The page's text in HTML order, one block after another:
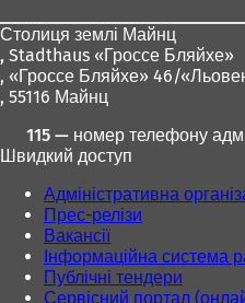
Столиця землі Майнц
, Stadthaus «Гроссе Бляйхе»
, «Гроссе Бляйхе» 46/
, 55116 Майнц
115 — номер телефону
Швидкий доступ
Адміністративна
Прес-релізи
Вакансії
Інформаційна система
Публічні тендери
Сервісний портал